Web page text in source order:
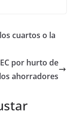
cuartos o la
por hurto de
ahorradores